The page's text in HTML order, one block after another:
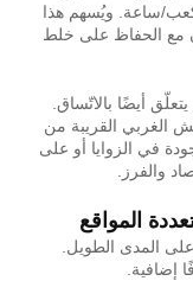
هواء دوار تبلغ ٦٠٠٠ متر مكعب/ساعة. ويُسهم هذا
مع الحفاظ على خلط
أيضًا بالاتّساق.
الغربي القريبة من
في الزوايا أو على
والفرز.
على المدى الطويل.
إضافية.